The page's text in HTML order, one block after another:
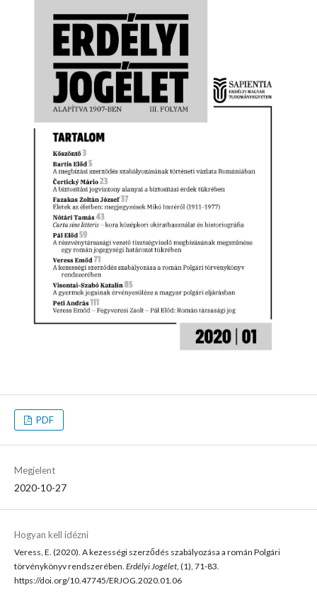
PDF
Megjelent
2020-10-27
Hogyan kell idézni
Veress, E. (2020). A kezességi szerződés szabályozása a román Polgári
törvénykönyv rendszerében. Erdélyi Jogélet, (1), 71-83.
https://doi.org/10.47745/ERJOG.2020.01.06